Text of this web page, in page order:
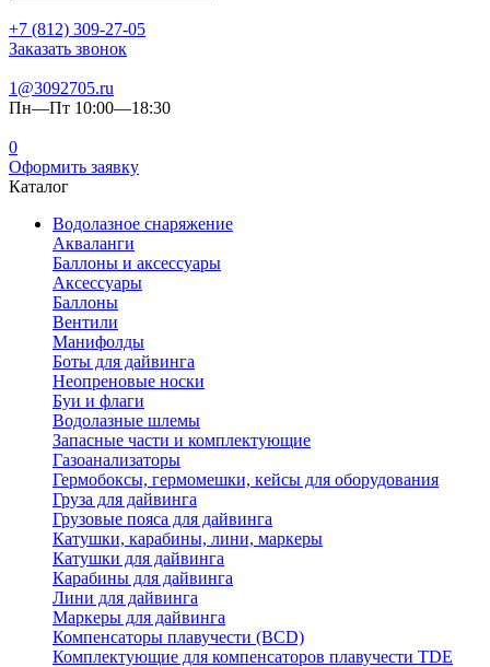
+7 (812) 309-27-05
Заказать звонок
1@3092705.ru
Пн—Пт 10:00—18:30
0
Оформить заявку
Каталог
Водолазное снаряжение
Акваланги
Баллоны и аксессуары
Аксессуары
Баллоны
Вентили
Манифолды
Боты для дайвинга
Неопреновые носки
Буи и флаги
Водолазные шлемы
Запасные части и комплектующие
Газоанализаторы
Гермобоксы, гермомешки, кейсы для оборудования
Груза для дайвинга
Грузовые пояса для дайвинга
Катушки, карабины, лини, маркеры
Катушки для дайвинга
Карабины для дайвинга
Лини для дайвинга
Маркеры для дайвинга
Компенсаторы плавучести (BCD)
Комплектующие для компенсаторов плавучести TDE